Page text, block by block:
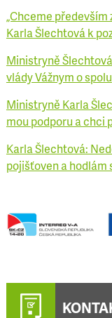
„Chceme
Karla Šlechtová k
Ministryně
vlády Vážnym o
Ministryně Karla
mou podporu a chci
Karla Šlechtová:
pojišťoven a hodlám